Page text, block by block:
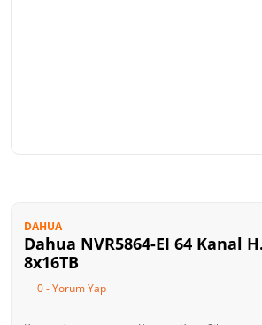
DAHUA
Dahua NVR5864-EI 64 Kanal
8x16TB
0 - Yorum Yap